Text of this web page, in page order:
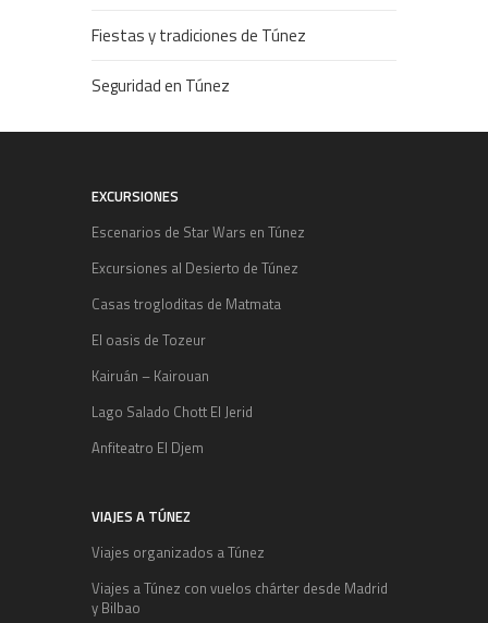
Fiestas y tradiciones de Túnez
Seguridad en Túnez
EXCURSIONES
Escenarios de Star Wars en Túnez
Excursiones al Desierto de Túnez
Casas trogloditas de Matmata
El oasis de Tozeur
Kairuán – Kairouan
Lago Salado Chott El Jerid
Anfiteatro El Djem
VIAJES A TÚNEZ
Viajes organizados a Túnez
Viajes a Túnez con vuelos chárter desde Madrid
y Bilbao